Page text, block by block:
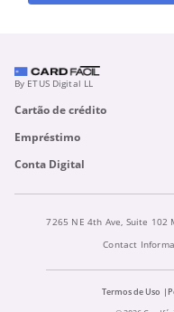
By ETUS Digital LL
Cartão de crédito
Empréstimo
Conta Digital
7265 NE 4th Ave, Suite 102
Contact
Termos de Uso